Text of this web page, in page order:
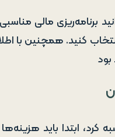
برنامه‌ریزی مالی
کنید. همچنین با
کرد، ابتدا باید